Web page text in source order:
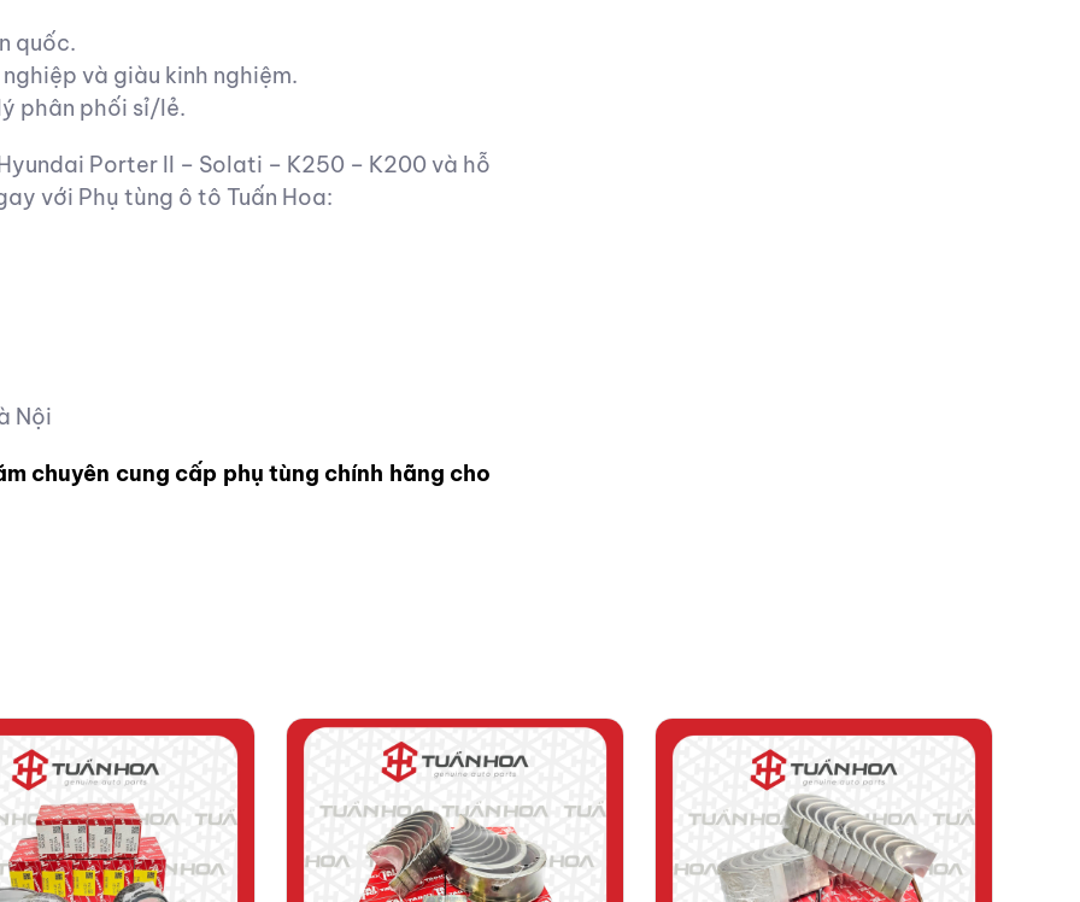
quốc.
và giàu kinh nghiệm.
phân phối sỉ/lẻ.
Porter II – Solati – K250 – K200 và hỗ
với Phụ tùng ô tô Tuấn Hoa:
Nội
chuyên cung cấp phụ tùng chính hãng cho